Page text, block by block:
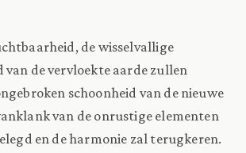
de wisselvallige
van de vervloekte aarde zullen
schoonheid van de nieuwe
van de onrustige elementen
en de harmonie zal terugkeren.